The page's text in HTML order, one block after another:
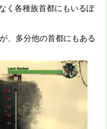
く各種族首都にもいるぽ
、多分他の首都にもある